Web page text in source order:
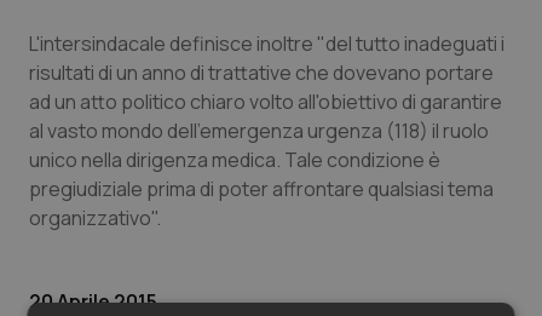
Quotidiano Cardiologia
Quotidiano Chirurgia
Quotidiano Oncologia
Quotidiano Pediatria
L'intersindacale definisce inoltre "del tutto inadeguati i
risultati di un anno di trattative che dovevano portare
ad un atto politico chiaro volto all'obiettivo di garantire
al vasto mondo dell'emergenza urgenza (118) il ruolo
unico nella dirigenza medica. Tale condizione è
pregiudiziale prima di poter affrontare qualsiasi tema
organizzativo".
20 Aprile 2015